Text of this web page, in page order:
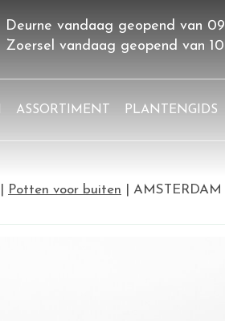
Potten voor buiten
Deurne vandaag geopend van
Zoersel vandaag geopend van
ASSORTIMENT PLANTENGIDS